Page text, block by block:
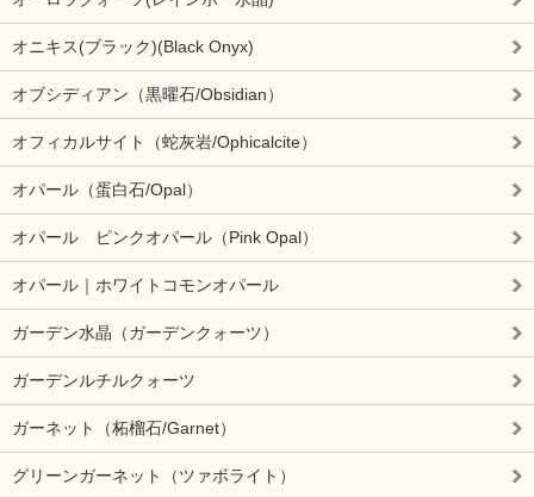
オニキス(ブラック)(Black Onyx)
オブシディアン（黒曜石/Obsidian）
オフィカルサイト（蛇灰岩/Ophicalcite）
オパール（蛋白石/Opal）
オパール ピンクオパール（Pink Opal）
オパール｜ホワイトコモンオパール
ガーデン水晶（ガーデンクォーツ）
ガーデンルチルクォーツ
ガーネット（柘榴石/Garnet）
グリーンガーネット（ツァボライト）